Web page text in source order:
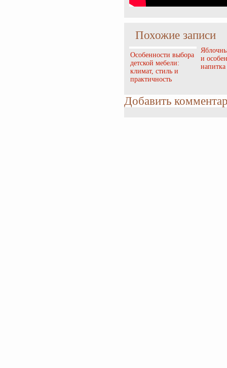
Похожие записи
Особенности выбора
детской мебели:
климат, стиль и
практичность
и
напитка
Добавить